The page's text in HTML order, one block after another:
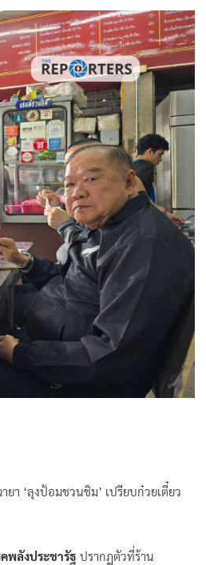
ยา ‘ลุงป้อมชวนชิม’ เปรียบก๋วยเตี๋ยว
พลังประชารัฐ ปรากฏตัวที่ร้าน